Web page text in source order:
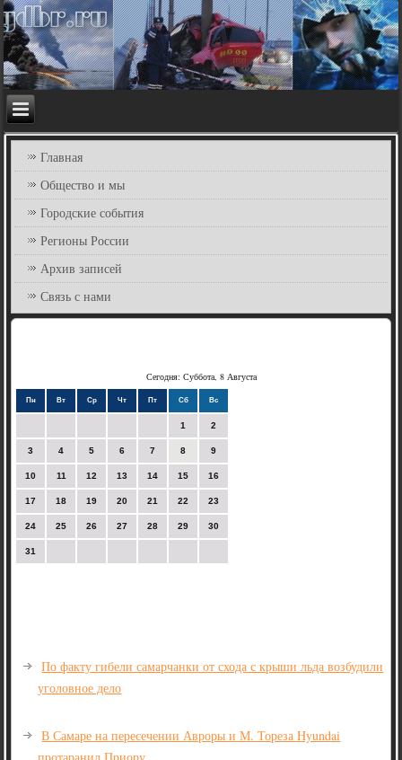
Главная
Общество и мы
Городские события
Регионы России
Архив записей
Связь с нами
Сегодня: Суббота, 8 Августа
Пн Вт Ср Чт Пт Сб Вс
1 2
3 4 5 6 7 8 9
10 11 12 13 14 15 16
17 18 19 20 21 22 23
24 25 26 27 28 29 30
31
По факту гибели самарчанки от схода с крыши льда возбудили
уголовное дело
В Самаре на пересечении Авроры и М. Тореза Hyundai